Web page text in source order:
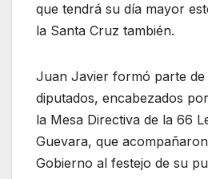
que tendrá su día mayor
la Santa Cruz también.
Juan Javier formó parte
diputados, encabezados
la Mesa Directiva de la 66
Guevara, que
Gobierno al festejo de su